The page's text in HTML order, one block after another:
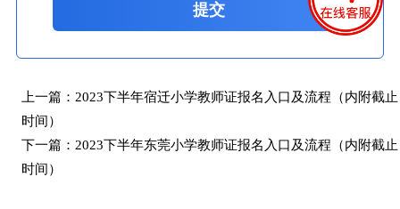
提交
上一篇： 2023下半年宿迁小学教师证报名入口及流程（内附截止
时间）
下一篇： 2023下半年东莞小学教师证报名入口及流程（内附截止
时间）